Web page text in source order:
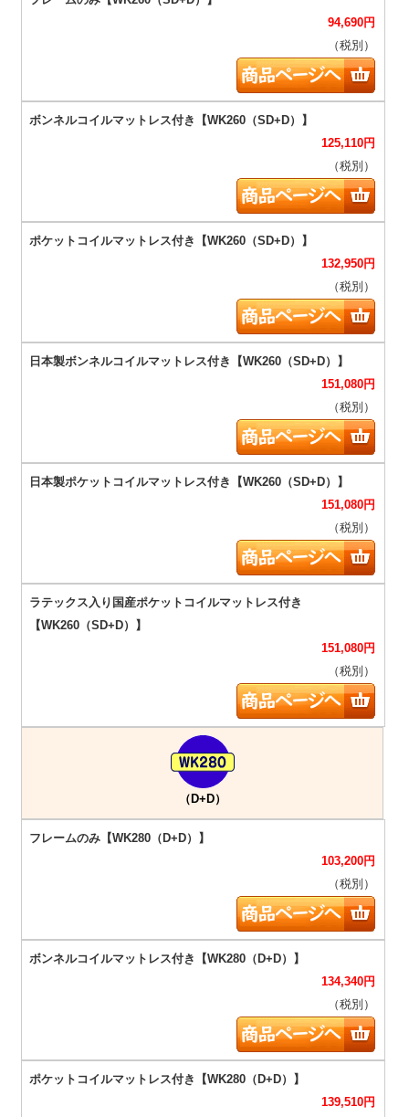
94,690円
（税別）
125,110円
（税別）
132,950円
（税別）
151,080円
（税別）
151,080円
（税別）
151,080円
（税別）
（D+D）
103,200円
（税別）
134,340円
（税別）
139,510円